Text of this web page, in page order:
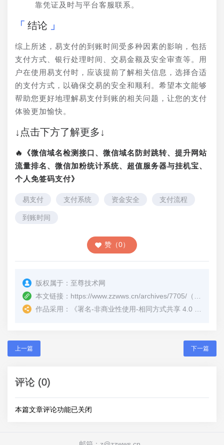
靠凭证及时与平台客服联系。
结论
综上所述，易支付的到账时间受多种因素的影响，包括
支付方式、银行处理时间、交易金额及安全审查等。用
户在使用易支付时，应该提前了解相关信息，选择合适
的支付方式，以确保交易的安全和顺利。希望本文能够
帮助您更好地理解易支付到账的相关问题，让您的支付
体验更加愉快。
↓点击下方了解更多↓
🔥《微信域名检测接口、微信域名防封跳转、提升网站
流量排名、微信加粉统计系统、超值服务器与挂机宝、
个人免签码支付》
易支付 支付系统 资金安全 支付流程
到账时间
赞（0）
版权属于： 至尊技术网
本文链接： https://www.zzwws.cn/archives/7705/ （转载时请注明本文出处及文章链接）
作品采用：
《署名-非商业性使用-相同方式共享 4.0 国际 (CC BY-NC-SA 4.0)
上一篇 下一篇
评论 (0)
本篇文章评论功能已关闭